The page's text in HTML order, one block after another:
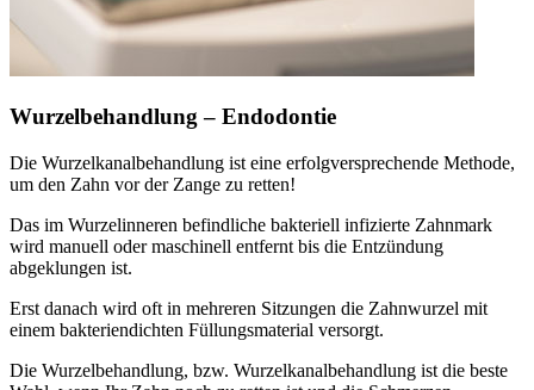
Wurzelbehandlung – Endodontie
Die Wurzelkanalbehandlung ist eine erfolgversprechende Methode,
um den Zahn vor der Zange zu retten!
Das im Wurzelinneren befindliche bakteriell infizierte Zahnmark
wird manuell oder maschinell entfernt bis die Entzündung
abgeklungen ist.
Erst danach wird oft in mehreren Sitzungen die Zahnwurzel mit
einem bakteriendichten Füllungsmaterial versorgt.
Die Wurzelbehandlung, bzw. Wurzelkanalbehandlung ist die beste